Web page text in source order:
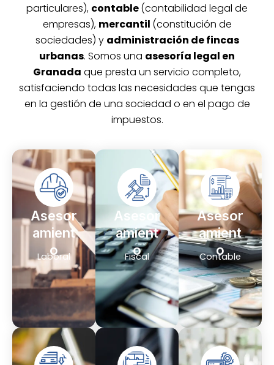
particulares), contable(contabilidad legal de
empresas), mercantil (constitución de
sociedades) y administración de fincas
urbanas. Somos una asesoría legal en
Granada que presta un servicio completo,
satisfaciendo todas las necesidades que tengas
en la gestión de una sociedad o en el pago de
impuestos.
Asesor
amient
o
Laboral
Asesor
amient
o
Fiscal
Asesor
amient
o
Contable